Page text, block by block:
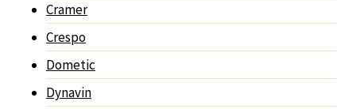
Cramer
Crespo
Dometic
Dynavin